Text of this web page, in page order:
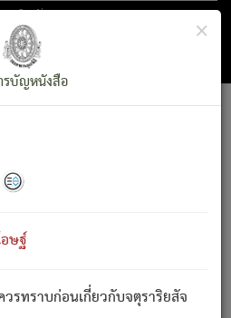
าริยสัจ
สารบัญ×
รบัญหนังสือ
ษฐ์
รทราบก่อนเกี่ยวกับจตุราริยสัจ
ร้อนแล้ว มีผัสสะบังหน้า
ป็นประการใด แต่สิ่งนั้นย่อมเป็น
อื่นจากที่เขาสำคัญนั้น
ถูกภพบังหน้าแล้ว มีภพโดยความ
จริง) จึงได้เพลิดเพลินยิ่งนักในภพ